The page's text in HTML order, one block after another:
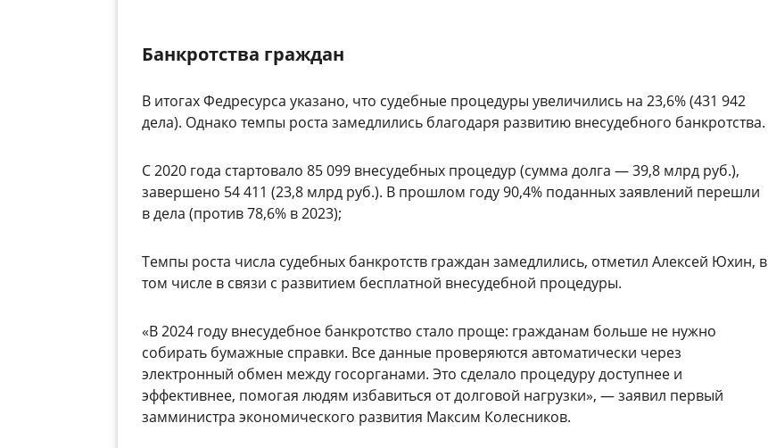
Банкротства граждан
В итогах Федресурса указано, что судебные процедуры увеличились на 23,6% (431 942
дела). Однако темпы роста замедлились благодаря развитию внесудебного банкротства.
С2020 года стартовало 85 099 внесудебных процедур (сумма долга — 39,8 млрд руб.),
завершено 54 411 (23,8 млрд руб.). В прошлом году 90,4% поданных заявлений перешли
в дела (против 78,6% в 2023);
Темпы роста числа судебных банкротств граждан замедлились, отметил Алексей Юхин, в
том числе в связи с развитием бесплатной внесудебной процедуры.
«В 2024 году внесудебное банкротство стало проще: гражданам больше не нужно
собирать бумажные справки. Все данные проверяются автоматически через
электронный обмен между госорганами. Это сделало процедуру доступнее и
эффективнее, помогая людям избавиться от долговой нагрузки», — заявил первый
замминистра экономического развития Максим Колесников.